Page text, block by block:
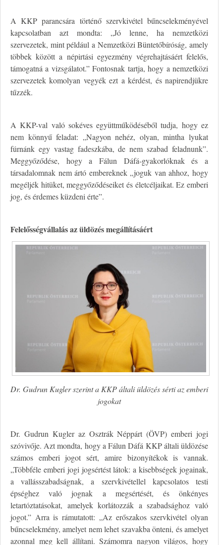
A KKP parancsára történő szervkivétel bűncselekményével
kapcsolatban azt mondta: „Jó lenne, ha nemzetközi
szervezetek, mint például a Nemzetközi Büntetőbíróság, amely
többek között a népirtási egyezmény végrehajtásáért felelős,
támogatná a vizsgálatot.” Fontosnak tartja, hogy a nemzetközi
szervezetek komolyan vegyék ezt a kérdést, és napirendjükre
tűzzék.
A KKP-val való sokéves együttműködéséből tudja, hogy ez
nem könnyű feladat: „Nagyon nehéz, olyan, mintha lyukat
fúrnánk egy vastag fadeszkába, de nem szabad feladnunk”.
Meggyőződése, hogy a Fálun Dáfá-gyakorlóknak és a
társadalomnak nem ártó embereknek „joguk van ahhoz, hogy
megéljék hitüket, meggyőződéseiket és életcéljaikat. Ez emberi
jog, és érdemes küzdeni érte”.
Felelősségvállalás az üldözés megállításáért
Dr. Gudrun Kugler szerint a KKP általi üldözés sérti az emberi
jogokat
Dr. Gudrun Kugler az Osztrák Néppárt (ÖVP) emberi jogi
szóvivője. Azt mondta, hogy a Fálun Dáfá KKP általi üldözése
számos emberi jogot sért, amire bizonyítékok is vannak.
„Többféle emberi jogi jogsértést látok: a kisebbségek jogainak,
a vallásszabadságnak, a szervkivétellel kapcsolatos testi
épséghez való jognak a megsértését, és önkényes
letartóztatásokat, amelyek korlátozzák a szabadsághoz való
jogot.” Arra is rámutatott: „Az erőszakos szervkivétel olyan
bűncselekmény, amelyet nem lehet szavakba önteni, és amelyet
azonnal meg kell állítani. Számomra nagyon világos, hogy